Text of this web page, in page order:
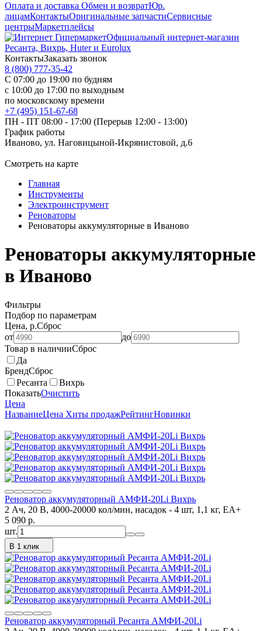
Оплата и доставка Обмен и возвратЮр.
лицамКонтактыОригинальные запчастиСервисные
центрыМаркетплейсы
Официальный интернет-магазин
Ресанта, Вихрь, Huter и Eurolux
КонтактыЗаказать звонок
8 (800) 777-35-42
С 07:00 до 19:00 по будням
с 10:00 до 17:00 по выходным
по московскому времени
+7 (495) 151-67-68
ПН - ПТ 08:00 - 17:00 (Перерыв 12:00 - 13:00)
График работы
Иваново, ул. Наговицыной-Икрянистовой, д.6
Смотреть на карте
Главная
Инструменты
Электроинструмент
Реноваторы
Реноваторы аккумуляторные в Иваново
Реноваторы аккумуляторные
в Иваново
Фильтры
Подбор по параметрам
Цена, р.Сброс
от
до
Товар в наличииСброс
Да
БрендСброс
Ресанта
Вихрь
ПоказатьОчистить
Цена
НазваниеЦена Хиты продажРейтингНовинки
Реноватор аккумуляторный АМФИ-20Li Вихрь
2 Ач, 20 В, 4000-20000 кол/мин, насадок - 4 шт, 1,1 кг, ЕА+
5 090 p.
шт.
В 1 клик
Реноватор аккумуляторный Ресанта АМФИ-20Li